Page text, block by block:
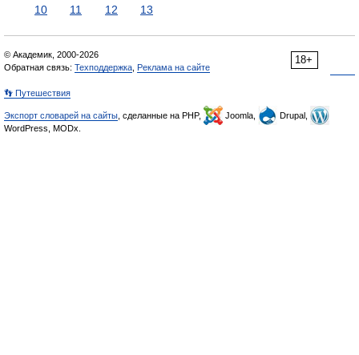
10
11 12 13
18+
© Академик, 2000-2026
Обратная связь: Техподдержка Реклама на сайте
👣 Путешествия
Экспорт словарей на сайты , сделанные на PHP, Joomla,
Drupal,
WordPress, MODx.